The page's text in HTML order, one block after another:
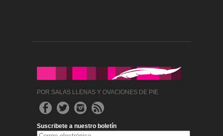
POR SALAS LLENAS Y OVACIONES DE PIE
Suscribete a nuestro boletín